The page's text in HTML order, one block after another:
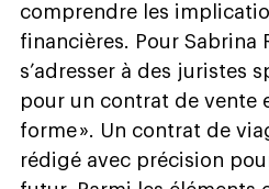
comprendre les
financières. Pour Sabrina
s’adresser à des juristes
pour un contrat de vente
forme ». Un contrat de
rédigé avec précision